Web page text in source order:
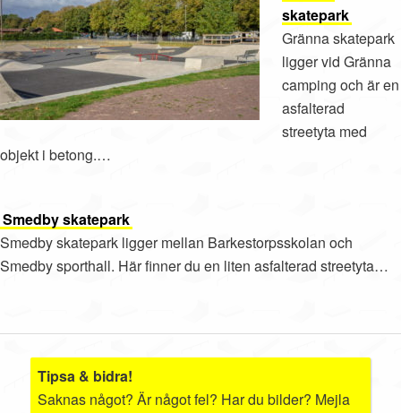
skatepark
Gränna skatepark
ligger vid Gränna
camping och är en
asfalterad
streetyta med
objekt i betong.…
Smedby skatepark
Smedby skatepark ligger mellan Barkestorpsskolan och
Smedby sporthall. Här finner du en liten asfalterad streetyta…
Tipsa & bidra!
Saknas något? Är något fel? Har du bilder? Mejla